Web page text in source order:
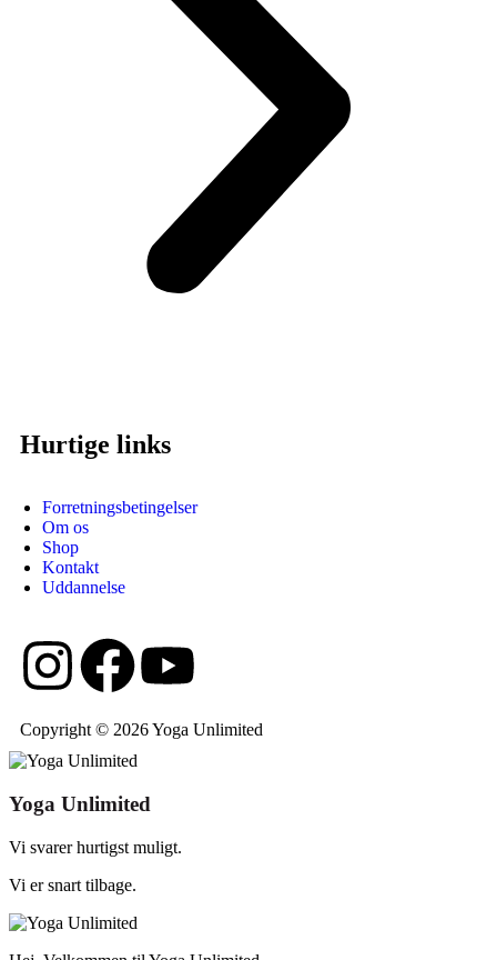
Hurtige links
Forretningsbetingelser
Om os
Shop
Kontakt
Uddannelse
Copyright © 2026 Yoga Unlimited
Yoga Unlimited
Vi svarer hurtigst muligt.
Vi er snart tilbage.